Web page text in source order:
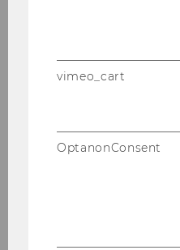
Ver­tief­te Kennt­nis­se
zie­rung, der EDV-​
schen Spra­che,
en­tier­ter, ana­ly­ti­scher
Schrift­li­che
und Zeug­nis­sen
der an­ge­führ­ten
NAL­AB­TEI­LUNG der
Wien, Au­gas­se 2-6,
Ende der
vimeo_cart
OptanonConsent